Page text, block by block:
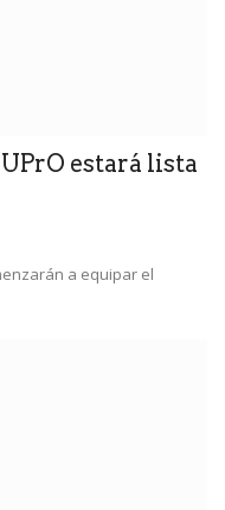
estará lista
a equipar el